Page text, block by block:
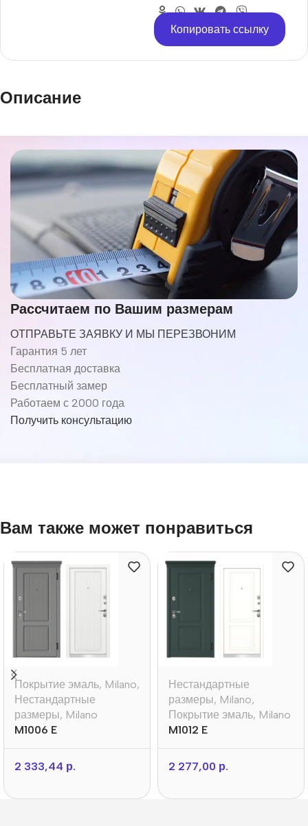
Копировать ссылку
Описание
Рассчитаем по Вашим размерам
ОТПРАВЬТЕ ЗАЯВКУ И МЫ ПЕРЕЗВОНИМ
Гарантия 5 лет
Бесплатная доставка
Бесплатный замер
Работаем с 2000 года
Получить консультацию
Вам также может понравиться
Покрытие эмаль, Milano,
Нестандартные
размеры, Milano
M1006 E
2 333,44 р.
Нестандартные
размеры, Milano,
Покрытие эмаль, Milano
M1012 E
2 277,00 р.